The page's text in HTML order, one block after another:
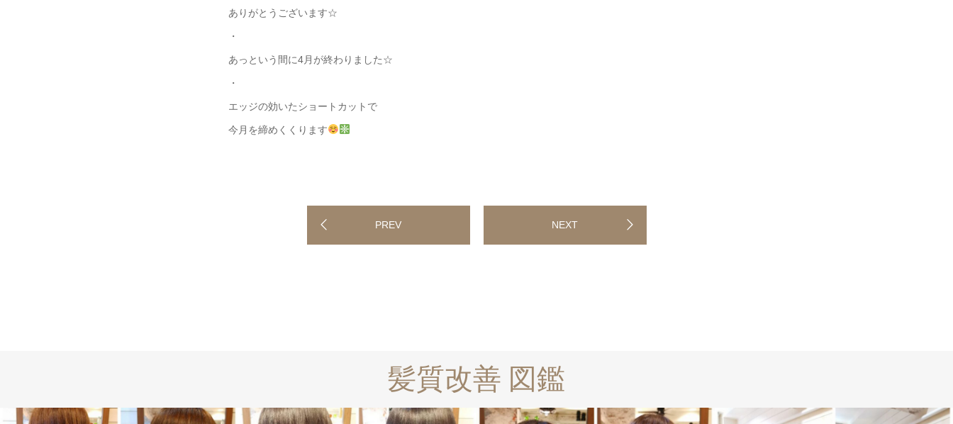
ありがとうございます☆
・
あっという間に4月が終わりました☆
・
エッジの効いたショートカットで
今月を締めくくります
PREV NEXT
髪質改善 図鑑